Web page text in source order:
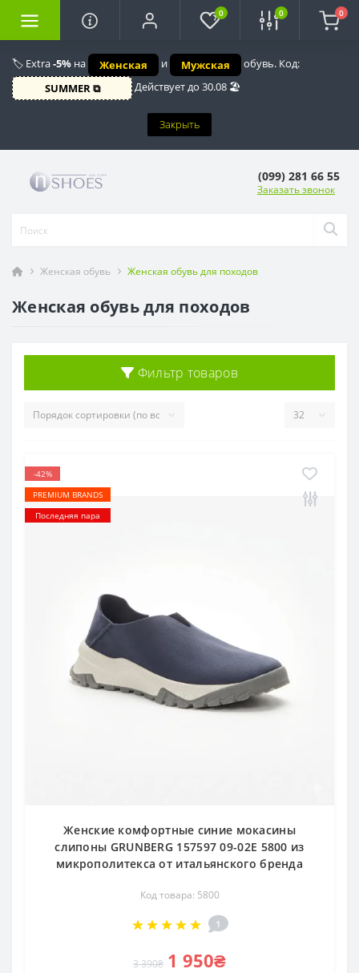
🏷️ Extra-5% на Женская и Мужская
обувь. Код:
SUMMER ⧉
Действует до 30.08 🏖️
Закрыть
0 0 0
(099) 281 66 55
Заказать звонок
Женская обувь Женская обувь для походов
Женская обувь для походов
Фильтр товаров
-42%
PREMIUM BRANDS
Последняя пара
Женские комфортные синие мокасины
слипоны GRUNBERG 157597 09-02E 5800 из
микрополитекса от итальянского бренда
Код товара: 5800
1
3 390₴ 1 950₴